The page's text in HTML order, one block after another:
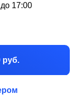
17:00
руб.